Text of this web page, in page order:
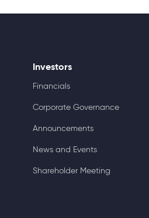
Investors
Financials
Corporate Governance
Announcements
News and Events
Shareholder Meeting